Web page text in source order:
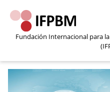
Fundación Internacional para